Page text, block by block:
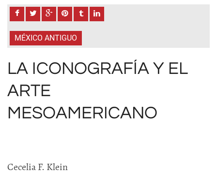
MÉXICO ANTIGUO
LA ICONOGRAFÍA Y EL
ARTE
MESOAMERICANO
Cecelia F. Klein